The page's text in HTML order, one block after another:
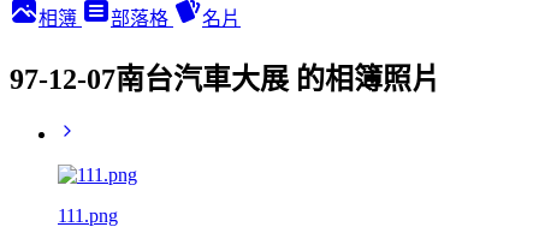
相簿 部落格 名片
97-12-07南台汽車大展 的相簿照片
111.png